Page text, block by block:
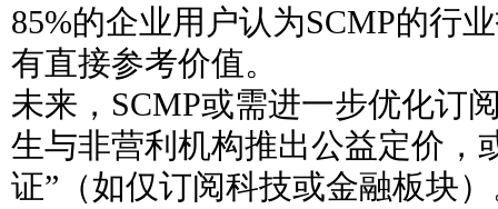
85%的企业用户认为SCMP的行
有直接参考价值。
未来，SCMP或需进一步优化订
生与非营利机构推出公益定价，
证”（如仅订阅科技或金融板块